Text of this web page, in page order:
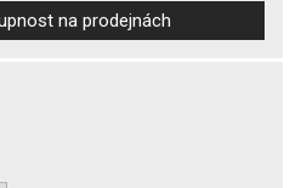
na prodejnách